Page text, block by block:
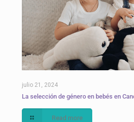
julio 21, 2024
La selección de género en bebés en
Read more